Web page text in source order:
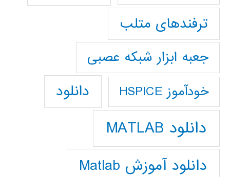
ترفندهای متلب
جعبه ابزار شبکه عصبی
خودآموز HSPICE دانلود
دانلود MATLAB
دانلود آموزش Matlab